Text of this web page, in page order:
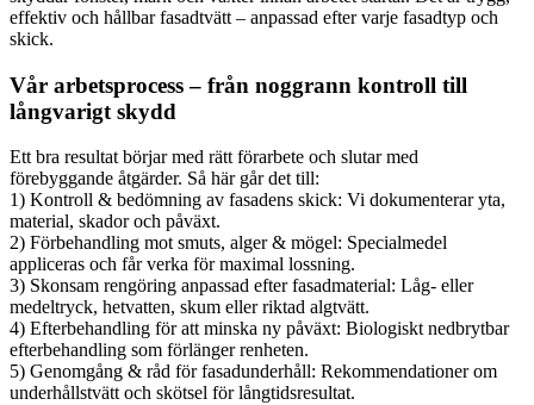
effektiv och hållbar fasadtvätt – anpassad efter varje fasadtyp och
skick.
Vår arbetsprocess – från noggrann kontroll till
långvarigt skydd
Ett bra resultat börjar med rätt förarbete och slutar med
förebyggande åtgärder. Så här går det till:
1) Kontroll & bedömning av fasadens skick: Vi dokumenterar yta,
material, skador och påväxt.
2) Förbehandling mot smuts, alger & mögel: Specialmedel
appliceras och får verka för maximal lossning.
3) Skonsam rengöring anpassad efter fasadmaterial: Låg- eller
medeltryck, hetvatten, skum eller riktad algtvätt.
4) Efterbehandling för att minska ny påväxt: Biologiskt nedbrytbar
efterbehandling som förlänger renheten.
5) Genomgång & råd för fasadunderhåll: Rekommendationer om
underhållstvätt och skötsel för långtidsresultat.